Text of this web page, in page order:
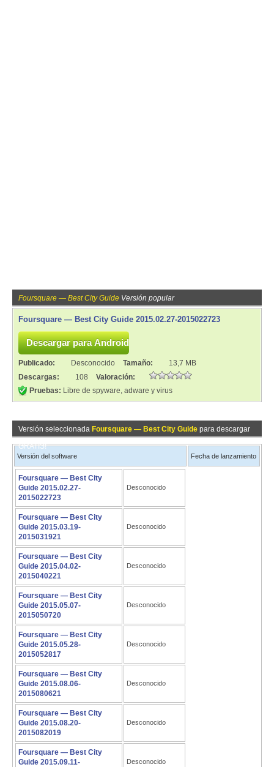
Foursquare — Best City Guide Versión popular
Foursquare — Best City Guide 2015.02.27-2015022723
Publicado: Desconocido Tamaño:
13,7 MB
Descargas:
108
Valoración:
Pruebas: Libre de spyware, adware y virus
Versión seleccionada Foursquare — Best City Guide para descargar
GRATIS!
Versión del software Fecha de lanzamiento
Foursquare — Best City
Guide 2015.02.27-
2015022723
Desconocido
Foursquare — Best City
Guide 2015.03.19-
2015031921
Desconocido
Foursquare — Best City
Guide 2015.04.02-
2015040221
Desconocido
Foursquare — Best City
Guide 2015.05.07-
2015050720
Desconocido
Foursquare — Best City
Guide 2015.05.28-
2015052817
Desconocido
Foursquare — Best City
Guide 2015.08.06-
2015080621
Desconocido
Foursquare — Best City
Guide 2015.08.20-
2015082019
Desconocido
Foursquare — Best City
Guide 2015.09.11-
Desconocido